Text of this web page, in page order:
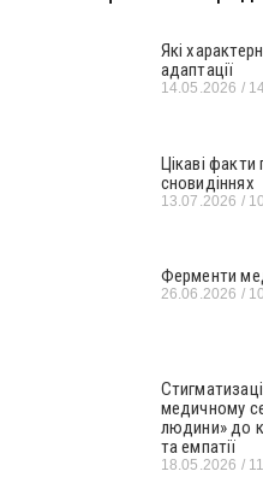
Які
адаптації
14.05.2026
Цікаві
сновидіннях
13.07.2026
Ферменти
26.06.2026
медичному
людини» до
та емпатії
18.05.2026